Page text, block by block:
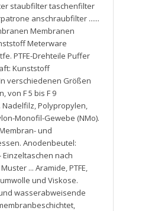
staubfilter taschenfilter
anschraubfilter ......
Membranen
Meterware
PTFE-Drehteile Puffer
Kunststoff
verschiedenen Größen
,von F 5 bis F 9
Nadelfilz,Polypropylen,
Monofil-Gewebe (NMo).
und
Anodenbeutel:
Einzeltaschen nach
... Aramide,PTFE,
und Viskose.
wasserabweisende
,